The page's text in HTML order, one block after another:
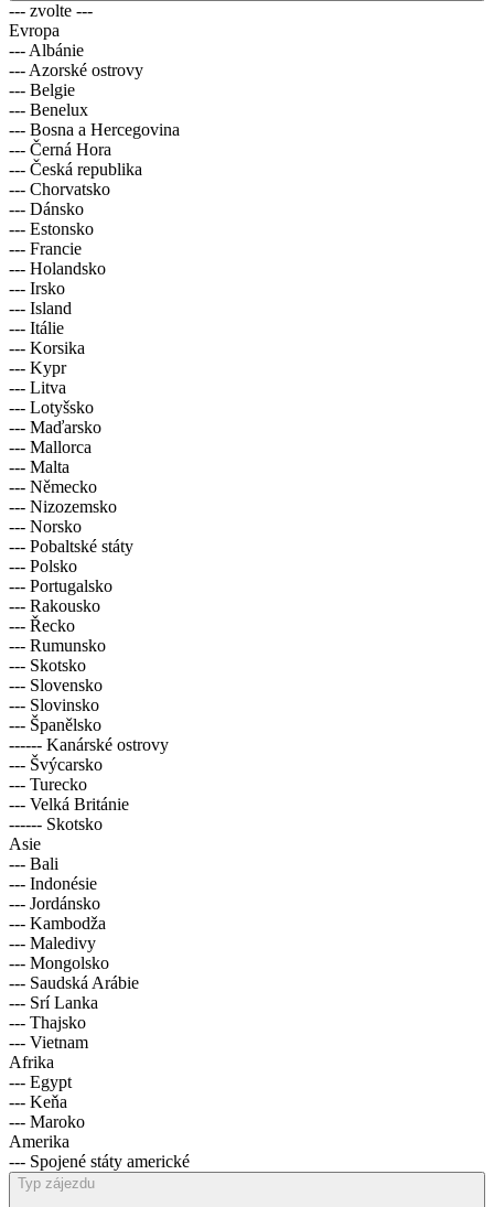
--- zvolte ---
Evropa
--- Albánie
--- Azorské ostrovy
--- Belgie
--- Benelux
--- Bosna a Hercegovina
--- Černá Hora
--- Česká republika
--- Chorvatsko
--- Dánsko
--- Estonsko
--- Francie
--- Holandsko
--- Irsko
--- Island
--- Itálie
--- Korsika
--- Kypr
--- Litva
--- Lotyšsko
--- Maďarsko
--- Mallorca
--- Malta
--- Německo
--- Nizozemsko
--- Norsko
--- Pobaltské státy
--- Polsko
--- Portugalsko
--- Rakousko
--- Řecko
--- Rumunsko
--- Skotsko
--- Slovensko
--- Slovinsko
--- Španělsko
------ Kanárské ostrovy
--- Švýcarsko
--- Turecko
--- Velká Británie
------ Skotsko
Asie
--- Bali
--- Indonésie
--- Jordánsko
--- Kambodža
--- Maledivy
--- Mongolsko
--- Saudská Arábie
--- Srí Lanka
--- Thajsko
--- Vietnam
Afrika
--- Egypt
--- Keňa
--- Maroko
Amerika
--- Spojené státy americké
Typ zájezdu